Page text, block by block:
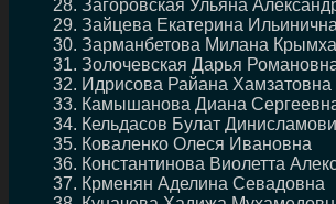
Загоровская Ульяна
Зайцева Екатерина Ильинична
Зарманбетова Милана
Золочевская Дарья
Идрисова Райана Хамзатовна
Камышанова Диана
Кельдасов Булат
Коваленко Олеся Ивановна
Константинова Виолетта
Крменян Аделина Севадовна